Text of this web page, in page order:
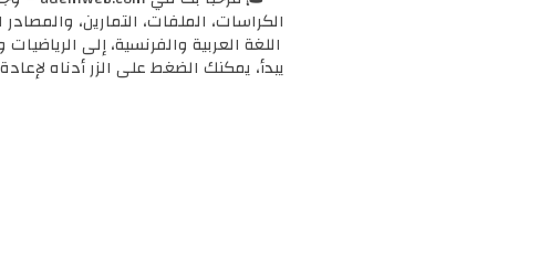
الكراسات، الملفات، التمارين،
اللغة العربية والفرنسية، إلى
يبدأ، يمكنك الضغط على الزر أدناه